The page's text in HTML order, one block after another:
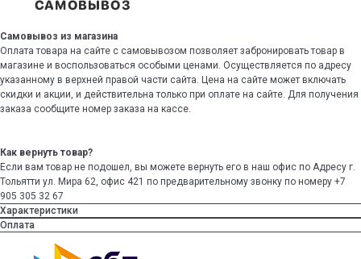
Самовывоз из магазина
Оплата товара на сайте с самовывозом позволяет забронировать товар в
магазине и воспользоваться особыми ценами. Осуществляется по адресу
указанному в верхней правой части сайта. Цена на сайте может включать
скидки и акции, и действительна только при оплате на сайте. Для получения
заказа сообщите номер заказа на кассе.
Как вернуть товар?
Если вам товар не подошел, вы можете вернуть его в наш офис по Адресу г.
Тольятти ул. Мира 62, офис 421 по предварительному звонку по номеру +7
905 305 32 67
Характеристики
Оплата